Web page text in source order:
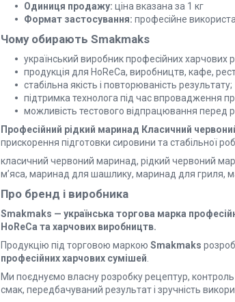
Одиниця продажу: ціна вказана за 1 кг
Формат застосування: професійне
Чому обирають Smakmaks
український виробник професійних харчових
продукція для HoReCa, виробництв, кафе,
стабільна якість і повторюваність результату;
підтримка технолога під час впровадження
можливість тестового відпрацювання перед
Професійний рідкий маринад Класичний
прискорення підготовки сировини та стабільної
класичний червоний маринад, рідкий червоний
м’яса, маринад для шашлику, маринад для гриля,
Про бренд і виробника
Smakmaks — українська торгова марка
HoReCa та харчових виробництв.
Продукцію під торговою маркою Smakmaks
професійних харчових сумішей.
Ми поєднуємо власну розробку рецептур,
смак, передбачуваний результат і зручність